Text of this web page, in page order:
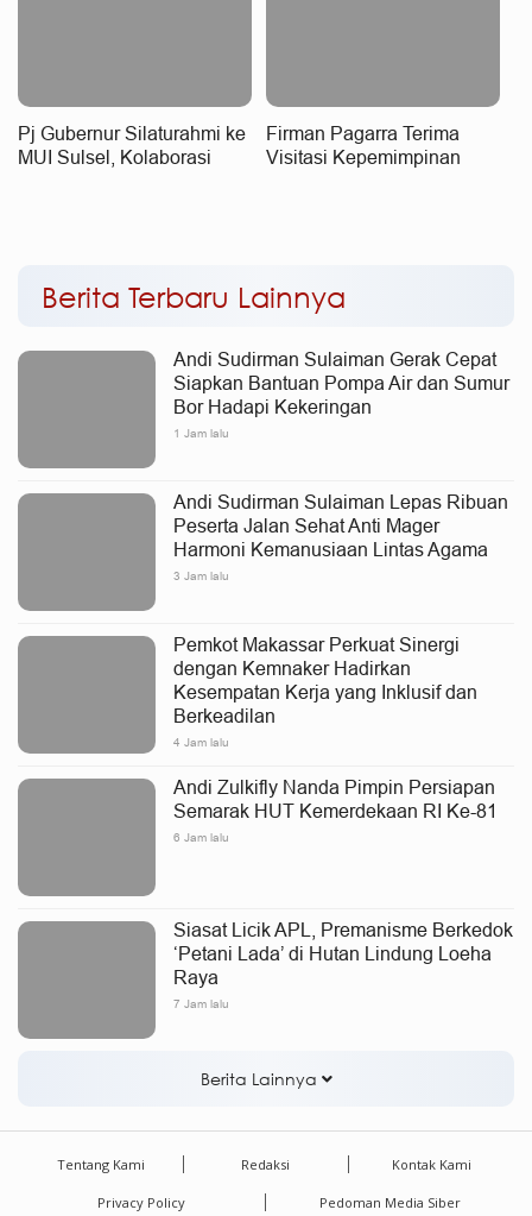
Pj Gubernur Silaturahmi ke
MUI Sulsel, Kolaborasi
Firman Pagarra Terima
Visitasi Kepemimpinan
Berita Terbaru Lainnya
Andi Sudirman Sulaiman Gerak Cepat
Siapkan Bantuan Pompa Air dan Sumur
Bor Hadapi Kekeringan
1 Jam lalu
Andi Sudirman Sulaiman Lepas Ribuan
Peserta Jalan Sehat Anti Mager
Harmoni Kemanusiaan Lintas Agama
3 Jam lalu
Pemkot Makassar Perkuat Sinergi
dengan Kemnaker Hadirkan
Kesempatan Kerja yang Inklusif dan
Berkeadilan
4 Jam lalu
Andi Zulkifly Nanda Pimpin Persiapan
Semarak HUT Kemerdekaan RI Ke-81
6 Jam lalu
Siasat Licik APL, Premanisme Berkedok
‘Petani Lada’ di Hutan Lindung Loeha
Raya
7 Jam lalu
Berita Lainnya
Tentang Kami Redaksi Kontak Kami
Privacy Policy Pedoman Media Siber